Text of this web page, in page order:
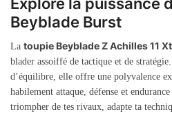
Beyblade Burst
La toupie Beyblade Z Achilles 11
blader assoiffé de tactique et de
d’équilibre, elle offre une polyvalence
habilement attaque, défense et
triompher de tes rivaux, adapte ta